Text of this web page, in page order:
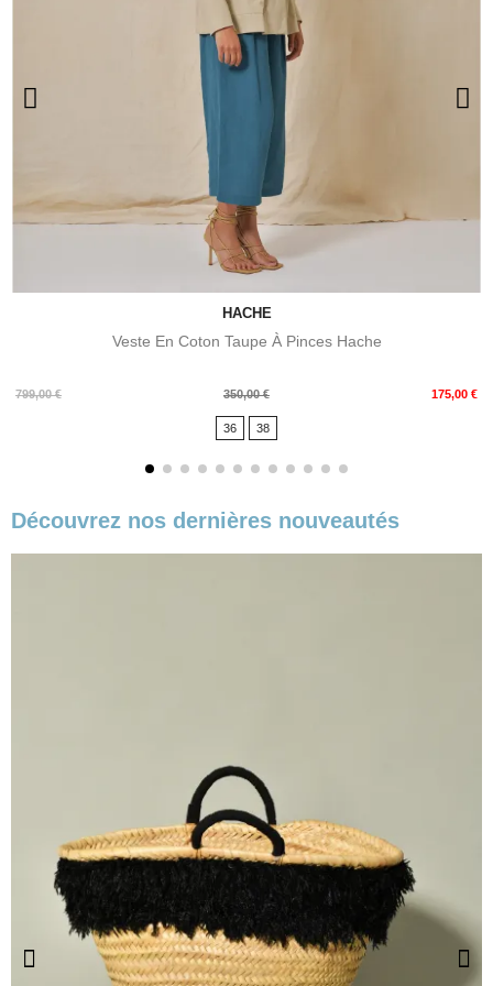
HACHE
Veste En Coton Taupe À Pinces Hache
799,00 €
Prix
350,00 € 175,00 €
Prix
36 38
Découvrez nos dernières nouveautés